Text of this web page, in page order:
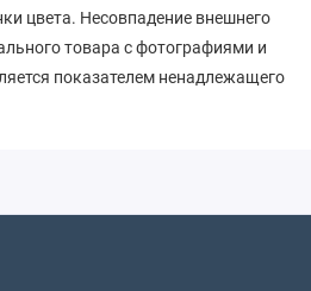
цвета. Несовпадение внешнего
товара с фотографиями и
показателем ненадлежащего